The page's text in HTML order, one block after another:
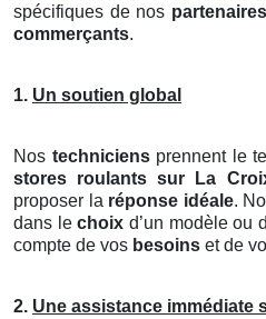
spécifiques de nos partenaires
commerçants.
1. Un soutien global
Nos techniciensprennent le
stores roulants sur La
proposer la réponse idéale.
dans lechoix d’un modèle ou
compte de vos besoins et de
2. Une assistance immédiate